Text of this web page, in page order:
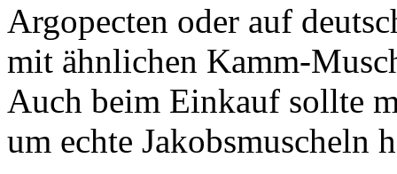
Argopecten oder auf
mit ähnlichen Kamm-
Auch beim Einkauf sollte
um echte Jakobsmuscheln